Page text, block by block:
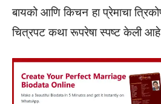
बायको आणि किचन हा प्रेमाचा
चित्रपट कथा रूपरेषा स्पष्ट केली